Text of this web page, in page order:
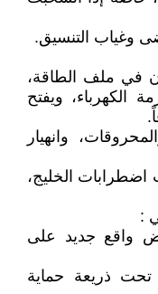
في ملف الطاقة،
ويفتح
وانهيار
اضطرابات الخليج،
:
واقع جديد على
تحت ذريعة حماية